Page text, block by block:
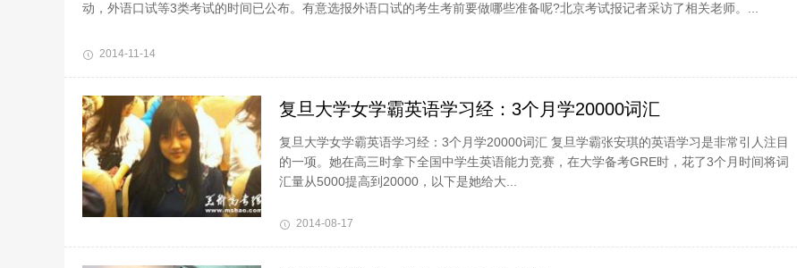
动，外语口试等3类考试的时间已公布。有意选报外语口试的考生考前要做哪些准备呢?北京考试报记者采访了相关老师。...
2014-11-14
复旦大学女学霸英语学习经：3个月学20000词汇
复旦大学女学霸英语学习经：3个月学20000词汇 复旦学霸张安琪的英语学习是非常引人注目
的一项。她在高三时拿下全国中学生英语能力竞赛，在大学备考GRE时，花了3个月时间将词
汇量从5000提高到20000，以下是她给大...
2014-08-17